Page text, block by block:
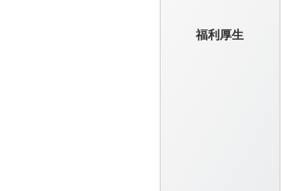
福利厚生